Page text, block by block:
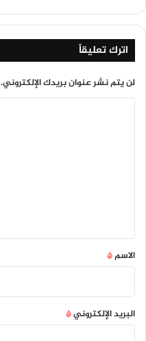
اترك تعليقاً
لن يتم نشر عنوان بريدك الإلكتروني.
*
الاسم*
البريد الإلكتروني*